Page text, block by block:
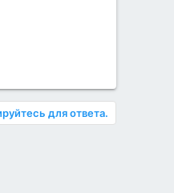
для ответа.